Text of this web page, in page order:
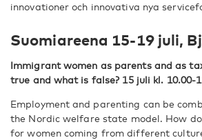
innovationer och innovativa nya
Suomiareena 15-19 juli,
Immigrant women as parents and as
true and what is false? 15 juli kl. 10.00-
Employment and parenting can be
the Nordic welfare state model. How
for women coming from different